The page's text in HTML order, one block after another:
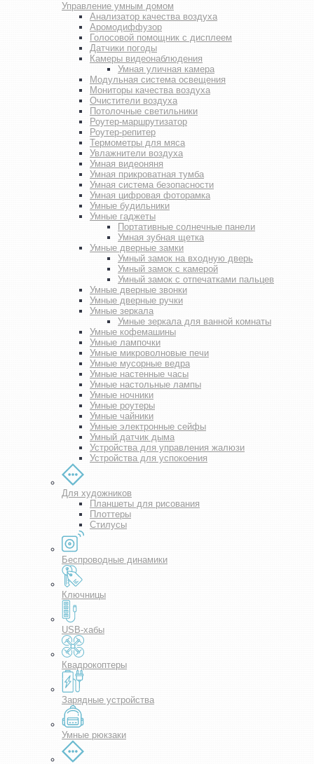
Управление умным домом
Анализатор качества воздуха
Аромодиффузор
Голосовой помощник с дисплеем
Датчики погоды
Камеры видеонаблюдения
Умная уличная камера
Модульная система освещения
Мониторы качества воздуха
Очистители воздуха
Потолочные светильники
Роутер-маршрутизатор
Роутер-репитер
Термометры для мяса
Увлажнители воздуха
Умная видеоняня
Умная прикроватная тумба
Умная система безопасности
Умная цифровая фоторамка
Умные будильники
Умные гаджеты
Портативные солнечные панели
Умная зубная щетка
Умные дверные замки
Умный замок на входную дверь
Умный замок с камерой
Умный замок с отпечатками пальцев
Умные дверные звонки
Умные дверные ручки
Умные зеркала
Умные зеркала для ванной комнаты
Умные кофемашины
Умные лампочки
Умные микроволновые печи
Умные мусорные ведра
Умные настенные часы
Умные настольные лампы
Умные ночники
Умные роутеры
Умные чайники
Умные электронные сейфы
Умный датчик дыма
Устройства для управления жалюзи
Устройства для успокоения
Для художников
Планшеты для рисования
Плоттеры
Стилусы
Беспроводные динамики
Ключницы
USB-хабы
Квадрокоптеры
Зарядные устройства
Умные рюкзаки